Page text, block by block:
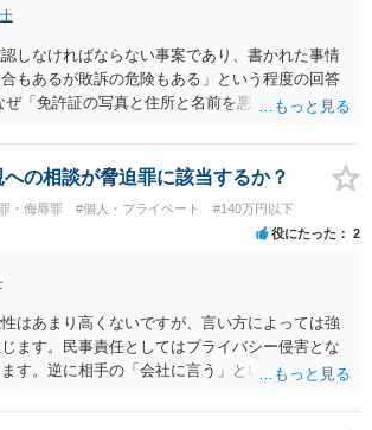
しなければならない事案であり、書かれた事情
もあるが敗訴の危険もある」という程度の回答
ぜ「免許証の写真と住所と名前を悪用され」たの
ますが主債務者は誰なのか（面識はあるのか
イトやマルウェア被害等に遭っていないか等の
まえて判断する必要がありますし、仮に支払を免
しても（判決もやむなしとして）断固争う姿勢
（逆に早期に和解する方がよいケースもあるで
、請求金額が大きいので、適切な解決のために
とが必須ではないかと思います。
の相談が脅迫罪に該当するか？
・侮辱罪 #個人・プライベート #140万円以下
役にたった 2
はあまり高くないですが、言い方によっては強
ます。民事責任としてはプライバシー侵害とな
す。逆に相手の「会社に言う」という発言は脅
り合わない）でしょう。 返済がなされないので